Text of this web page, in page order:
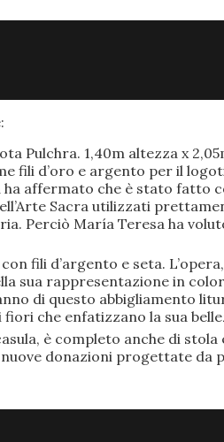
Pulchra. 1,40m altezza x
fili d’oro e argento per il
affermato che è stato fatto
Sacra utilizzati
Perciò María Teresa ha
fili d’argento e seta.
sua rappresentazione in
di questo abbigliamento
che enfatizzano la sua
è completo anche di
donazioni progettate da